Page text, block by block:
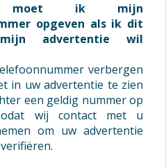
moet ik mijn
opgeven als ik dit
advertentie wil
verbergen
in uw advertentie te zien
een geldig nummer op
wij contact met u
om uw advertentie